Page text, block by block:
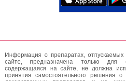
Информация о препаратах,
сайте, предназначена только для
содержащаяся на сайте, не должна
принятия самостоятельного решения